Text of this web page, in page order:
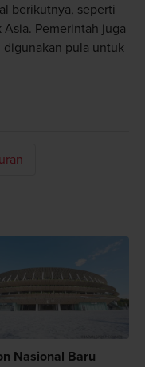
berikutnya, seperti
Pemerintah juga
digunakan pula untuk
Nasional Baru